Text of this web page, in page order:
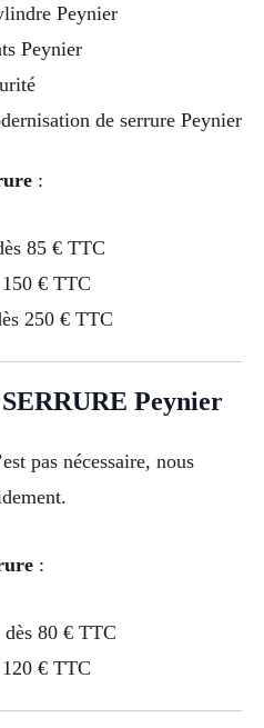
Peynier
Peynier
de serrure Peynier
:
85 € TTC
€ TTC
250 € TTC
Peynier
pas nécessaire, nous
:
80 € TTC
€ TTC